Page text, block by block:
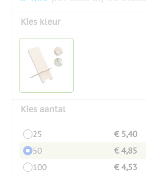
Kies kleur
Kies aantal
25
€ 5,40
50
€ 4,85
100
€ 4,53